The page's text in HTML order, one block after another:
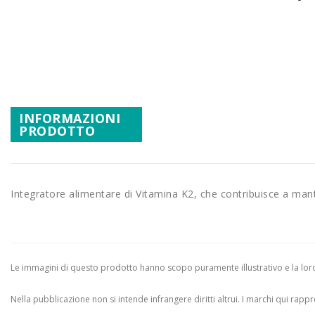
immagini
INFORMAZIONI
PRODOTTO
Integratore alimentare di Vitamina K2, che contribuisce a
Le immagini di questo prodotto hanno scopo puramente illustrativo e la
Nella pubblicazione non si intende infrangere diritti altrui. I marchi qui